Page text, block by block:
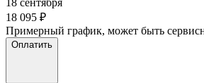
18 сентября
18 095 ₽
Примерный график, может быть
Оплатить